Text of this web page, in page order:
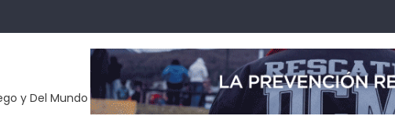
y Del Mundo